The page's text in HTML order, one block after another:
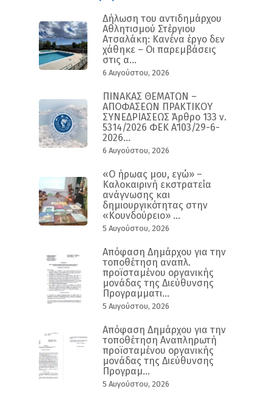
Δήλωση του αντιδημάρχου
Αθλητισμού Στέργιου
Ατσαλάκη: Κανένα έργο δεν
χάθηκε – Οι παρεμβάσεις
στις α...
6 Αυγούστου, 2026
ΠΙΝΑΚΑΣ ΘΕΜΑΤΩΝ –
ΑΠΟΦΑΣΕΩΝ ΠΡΑΚΤΙΚΟΥ
ΣΥΝΕΔΡΙΑΣΕΩΣ Άρθρο 133 ν.
5314/2026 ΦΕΚ Α΄103/29-6-
2026...
6 Αυγούστου, 2026
«Ο ήρωας μου, εγώ» –
Καλοκαιρινή εκστρατεία
ανάγνωσης και
δημιουργικότητας στην
«Κουνδούρειο» ...
5 Αυγούστου, 2026
Απόφαση Δημάρχου για την
τοποθέτηση αναπλ.
προϊσταμένου οργανικής
μονάδας της Διεύθυνσης
Προγραμματι...
5 Αυγούστου, 2026
Απόφαση Δημάρχου για την
τοποθέτηση Αναπληρωτή
προϊσταμένου οργανικής
μονάδας της Διεύθυνσης
Προγραμ...
5 Αυγούστου, 2026